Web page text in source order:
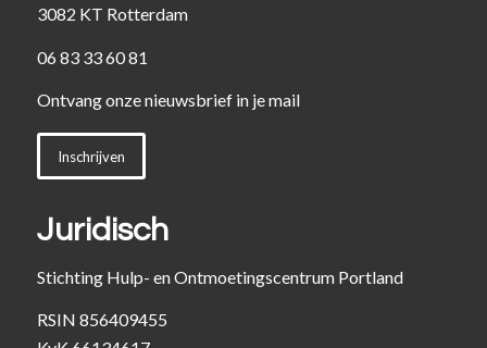
3082 KT Rotterdam
06 83 33 60 81
Ontvang onze nieuwsbrief in je mail
Inschrijven
Juridisch
Stichting Hulp- en Ontmoetingscentrum Portland
RSIN 856409455